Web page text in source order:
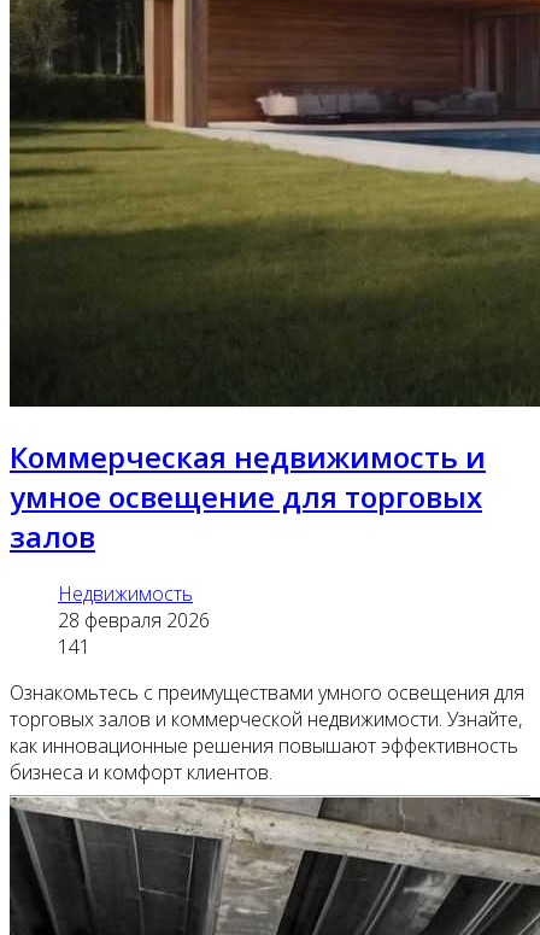
Коммерческая недвижимость и
умное освещение для торговых
залов
Недвижимость
28 февраля 2026
141
Ознакомьтесь с преимуществами умного освещения для
торговых залов и коммерческой недвижимости. Узнайте,
как инновационные решения повышают эффективность
бизнеса и комфорт клиентов.